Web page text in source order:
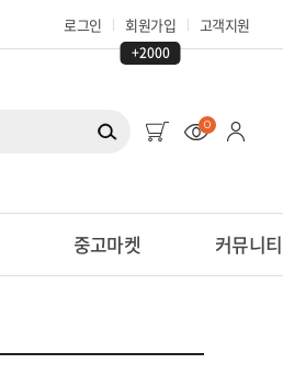
로그인 회원가입
+2000
고객지원
0
중고마켓 커뮤니티